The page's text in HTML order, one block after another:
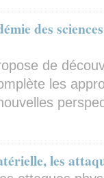
des
de
les
les